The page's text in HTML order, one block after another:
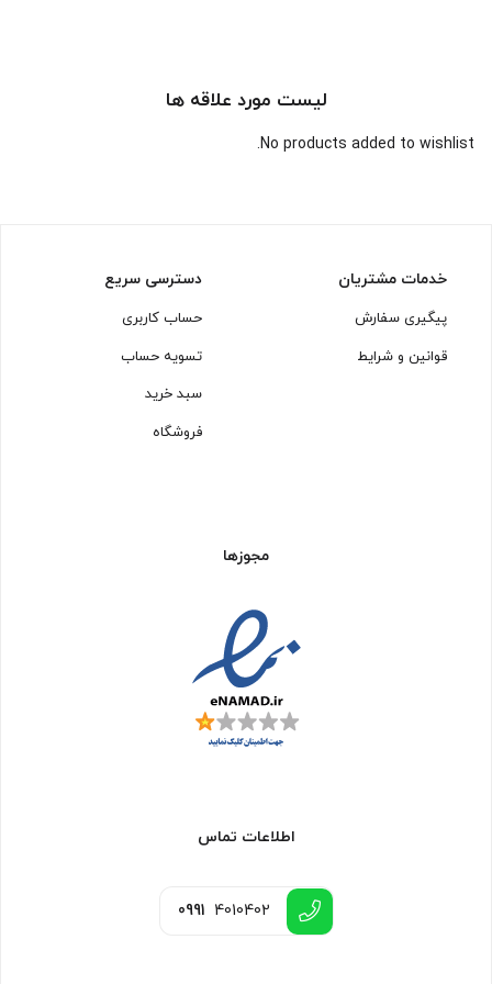
لیست مورد علاقه ها
No products added to wishlist.
خدمات مشتریان
پیگیری سفارش
قوانین و شرایط
دسترسی سریع
حساب کاربری
تسویه حساب
سبد خرید
فروشگاه
مجوزها
اطلاعات تماس
0991 4010402